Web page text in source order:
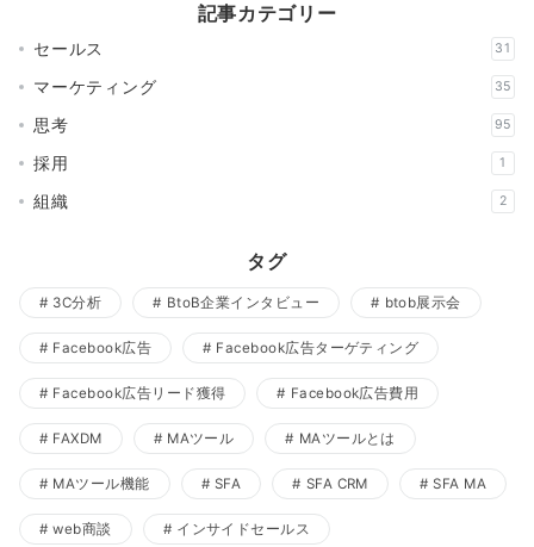
記事カテゴリー
セールス 31
マーケティング 35
思考 95
採用 1
組織 2
タグ
3C分析 BtoB企業インタビュー btob展示会
Facebook広告 Facebook広告ターゲティング
Facebook広告リード獲得 Facebook広告費用
FAXDM MAツール MAツールとは
MAツール機能 SFA SFA CRM SFA MA
web商談 インサイドセールス